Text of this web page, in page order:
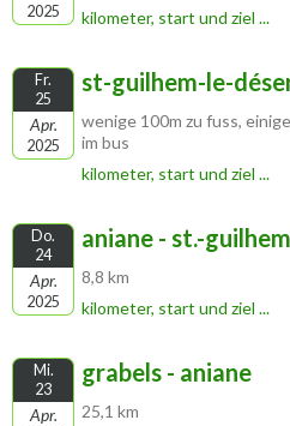
2025 kilometer, start und ziel ...
Fr.
25
Apr.
2025
st-guilhem-le-
wenige 100m zu fuss,
im bus
kilometer, start und ziel ...
Do.
24
Apr.
2025
aniane - st.-
8,8 km
kilometer, start und ziel ...
Mi.
23
Apr.
grabels - aniane
25,1 km